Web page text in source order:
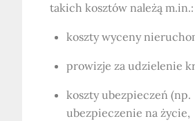
takich kosztów należą m.in.:
koszty wyceny
prowizje za udzielenie
koszty ubezpieczeń (np.
ubezpieczenie na życie,